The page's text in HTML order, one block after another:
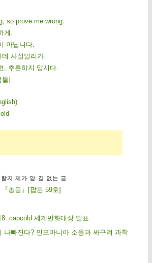
so prove me wrong.
게.
아닙니다.
사실일리가.
, 추론하지 맙시다.
들]
지 제가 알 길 없는 글
총몽』[팝툰 59호]
capcold 세계만화대상 발표
나빠진다? 인포마니아 소동과 싸구려 과학